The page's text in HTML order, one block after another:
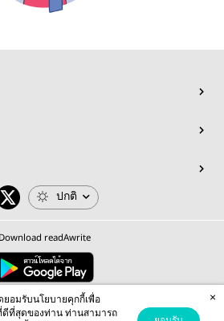
ปกติ
Download readAwrite
by MEB Corporation Public Company Limited
and the Google Privacy Policy Terms of Serviceapply.
ยอมรับนโยบายคุกกี้เพื่อ
ที่สุดของท่าน ท่านสามารถ
×